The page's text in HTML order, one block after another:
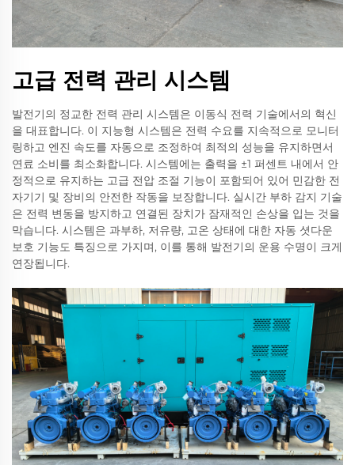
고급 전력 관리 시스템
발전기의 정교한 전력 관리 시스템은 이동식 전력 기술에서의 혁신
을 대표합니다. 이 지능형 시스템은 전력 수요를 지속적으로 모니터
링하고 엔진 속도를 자동으로 조정하여 최적의 성능을 유지하면서
연료 소비를 최소화합니다. 시스템에는 출력을 ±1 퍼센트 내에서 안
정적으로 유지하는 고급 전압 조절 기능이 포함되어 있어 민감한 전
자기기 및 장비의 안전한 작동을 보장합니다. 실시간 부하 감지 기술
은 전력 변동을 방지하고 연결된 장치가 잠재적인 손상을 입는 것을
막습니다. 시스템은 과부하, 저유량, 고온 상태에 대한 자동 셧다운
보호 기능도 특징으로 가지며, 이를 통해 발전기의 운용 수명이 크게
연장됩니다.